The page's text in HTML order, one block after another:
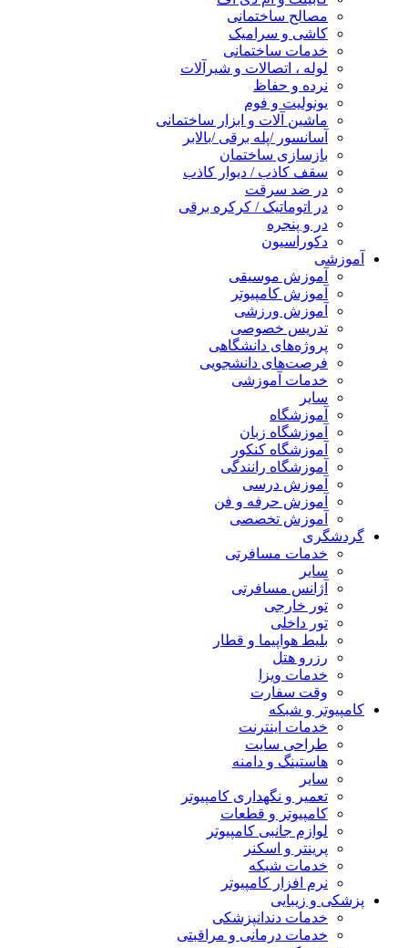
مصالح ساختمانی
کاشی و سرامیک
خدمات ساختمانی
لوله ، اتصالات و شیرآلات
نرده و حفاظ
یونولیت و فوم
ماشین آلات و ابزار ساختمانی
آسانسور /پله برقی /بالابر
بازسازی ساختمان
سقف کاذب / دیوار کاذب
در ضد سرقت
در اتوماتیک / کرکره برقی
در و پنجره
دکوراسیون
آموزشی
آموزش موسیقی
آموزش کامپیوتر
آموزش ورزشی
تدریس خصوصی
پروژه‌های دانشگاهی
فرصت‌های دانشجویی
خدمات آموزشی
سایر
آموزشگاه
آموزشگاه زبان
آموزشگاه کنکور
آموزشگاه رانندگی
آموزش درسی
آموزش حرفه و فن
آموزش تخصصی
گردشگری
خدمات مسافرتی
سایر
آژانس مسافرتی
تور خارجی
تور داخلی
بلیط هواپیما و قطار
رزرو هتل
خدمات ویزا
وقت سفارت
کامپیوتر و شبکه
خدمات اینترنت
طراحی سایت
هاستینگ و دامنه
سایر
تعمیر و نگهداری کامپیوتر
کامپیوتر و قطعات
لوازم جانبی کامپیوتر
پرینتر و اسکنر
خدمات شبکه
نرم افزار کامپیوتر
پزشکی و زیبایی
خدمات دندانپزشکی
خدمات درمانی و مراقبتی